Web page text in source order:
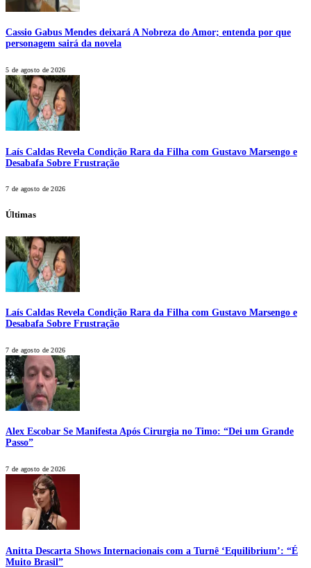
Cassio Gabus Mendes deixará A Nobreza do Amor; entenda por que
personagem sairá da novela
5 de agosto de 2026
Laís Caldas Revela Condição Rara da Filha com Gustavo Marsengo e
Desabafa Sobre Frustração
7 de agosto de 2026
Últimas
Laís Caldas Revela Condição Rara da Filha com Gustavo Marsengo e
Desabafa Sobre Frustração
7 de agosto de 2026
Alex Escobar Se Manifesta Após Cirurgia no Timo: “Dei um Grande
Passo”
7 de agosto de 2026
Anitta Descarta Shows Internacionais com a Turnê ‘Equilibrium’: “É
Muito Brasil”